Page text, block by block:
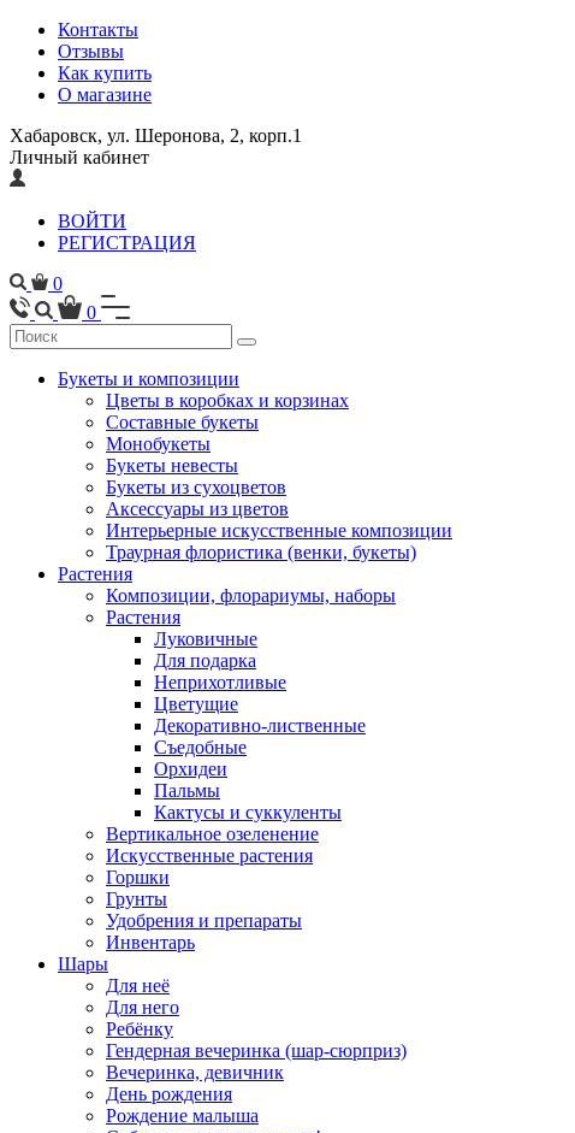
Контакты
Отзывы
Как купить
О магазине
Хабаровск, ул. Шеронова, 2, корп.1
Личный кабинет
ВОЙТИ
РЕГИСТРАЦИЯ
0
0
Букеты и композиции
Цветы в коробках и корзинах
Составные букеты
Монобукеты
Букеты невесты
Букеты из сухоцветов
Аксессуары из цветов
Интерьерные искусственные композиции
Траурная флористика (венки, букеты)
Растения
Композиции, флорариумы, наборы
Растения
Луковичные
Для подарка
Неприхотливые
Цветущие
Декоративно-лиственные
Съедобные
Орхидеи
Пальмы
Кактусы и суккуленты
Вертикальное озеленение
Искусственные растения
Горшки
Грунты
Удобрения и препараты
Инвентарь
Шары
Для неё
Для него
Ребёнку
Гендерная вечеринка (шар-сюрприз)
Вечеринка, девичник
День рождения
Рождение малыша